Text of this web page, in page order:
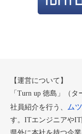
【運営について】
「Turn up 徳島」（
社員紹介を行う、
ム
す。ITエンジニアや